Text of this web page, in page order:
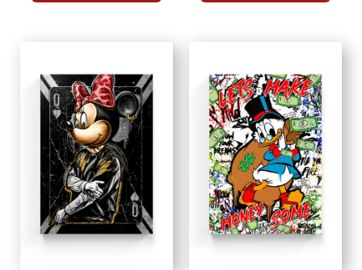
variants.
The
options
may
be
chosen
on
the
product
page
variants.
The
options
may
be
chosen
on
the
product
page